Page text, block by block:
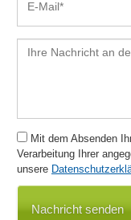
Mit dem Absenden
Verarbeitung Ihrer
unsere
Nachricht senden